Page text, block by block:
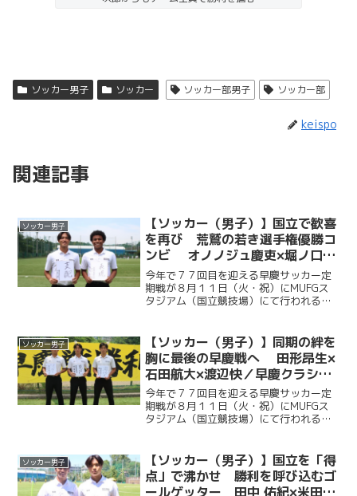
ソッカー男子 ソッカー ソッカー部男子 ソッカー部
keispo
関連記事
ソッカー男子
【ソッカー（男子）】国立で歓喜
を再び 荒鷲の若き選手権優勝コ
ンビ オノノジュ慶吏×堀ノ口瑛
太／早慶クラシコ２０２６直前企
画第７弾
今年で７７回目を迎える早慶サッカー定
期戦が８月１１日（火・祝）にMUFGス
タジアム（国立競技場）にて行われる。
ッチに立つ。今回ケイスポでは選手だけ
ではなく、グラウンドマ...
ソッカー男子
【ソッカー（男子）】同期の絆を
胸に最後の早慶戦へ 田形昂生×
石田航大×渡辺快／早慶クラシコ
２０２６直前企画第６弾
今年で７７回目を迎える早慶サッカー定
期戦が８月１１日（火・祝）にMUFGス
タジアム（国立競技場）にて行われる。
ッチに立つ。今回ケイスポでは選手だけ
ではなく、グラウンドマ...
ソッカー男子
【ソッカー（男子）】国立を「得
点」で沸かせ 勝利を呼び込むゴ
ールゲッター 田中 佑紀×米田壮